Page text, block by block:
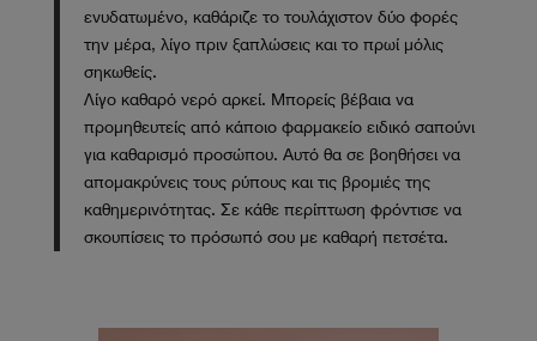
ενυδατωμένο, καθάριζε το τουλάχιστον δύο φορές
την μέρα, λίγο πριν ξαπλώσεις και το πρωί μόλις
σηκωθείς.
Λίγο καθαρό νερό αρκεί. Μπορείς βέβαια να
προμηθευτείς από κάποιο φαρμακείο ειδικό σαπούνι
για καθαρισμό προσώπου. Αυτό θα σε βοηθήσει να
απομακρύνεις τους ρύπους και τις βρομιές της
καθημερινότητας. Σε κάθε περίπτωση φρόντισε να
σκουπίσεις το πρόσωπό σου με καθαρή πετσέτα.